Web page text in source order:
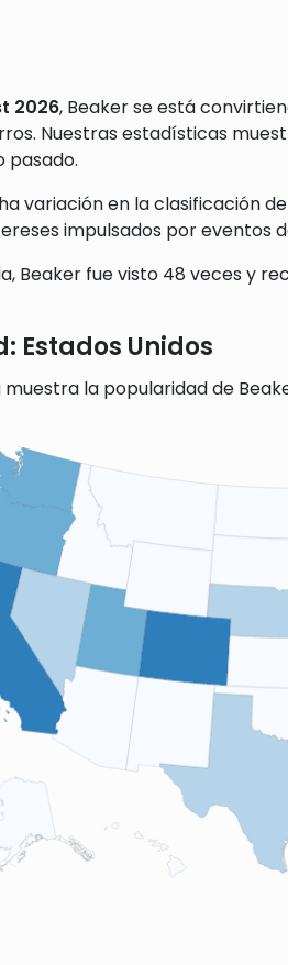
2026, Beaker se está
Nuestras estadísticas
pasado.
variación en la clasificación
impulsados por eventos
Beaker fue visto 48 veces y
Estados Unidos
la popularidad de